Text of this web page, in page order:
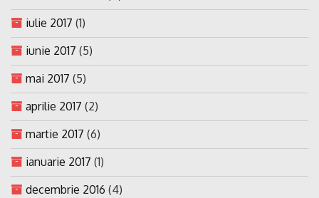
iulie 2017 (1)
iunie 2017 (5)
mai 2017 (5)
aprilie 2017 (2)
martie 2017 (6)
ianuarie 2017 (1)
decembrie 2016 (4)